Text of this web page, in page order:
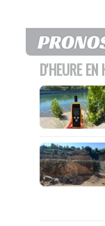
D'HEURE EN